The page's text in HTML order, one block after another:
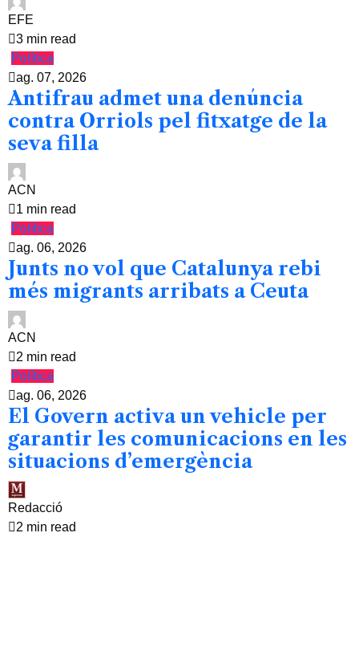
EFE
3 min read
Política
ag. 07, 2026
Antifrau admet una denúncia
contra Orriols pel fitxatge de la
seva filla
ACN
1 min read
Política
ag. 06, 2026
Junts no vol que Catalunya rebi
més migrants arribats a Ceuta
ACN
2 min read
Política
ag. 06, 2026
El Govern activa un vehicle per
garantir les comunicacions en les
situacions d’emergència
Redacció
2 min read